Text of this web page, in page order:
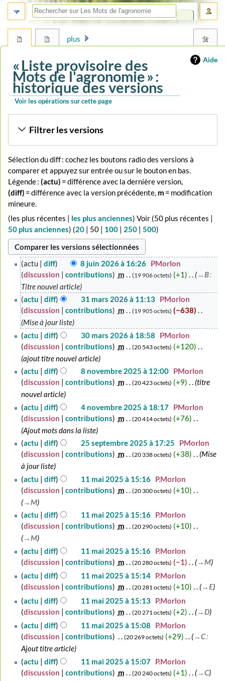
Aide
« Liste provisoire des
Mots de l'agronomie » :
historique des versions
Voir les opérations sur cette page
Filtrer les versions
Sélection du diff : cochez les boutons radio des versions à
comparer et appuyez sur entrée ou sur le bouton en bas.
Légende :(actu) = différence avec la dernière version,
(diff) = différence avec la version précédente, m = modification
mineure.
(les plus récentes | les plus anciennes) Voir (50 plus récentes |
50 plus anciennes) (20 | 50 | 100 | 250 |500)
juin
2026
actu diff 8 juin 2026 à 16:26‎ PMorlon
discussion
contributions m 19 906 octets +1 →‎B:
Titre nouvel article
31
mars
2026
actu diff 31 mars 2026 à 11:13‎ PMorlon
discussion
contributions m 19 905 octets −638
Mise à jour liste
30
mars
2026
actu diff 30 mars 2026 à 18:58
PMorlon
discussion
contributions m 20 543 octets +120
ajout titre nouvel article
novembre
2025
actu diff 8 novembre 2025 à 12:00‎ PMorlon
discussion
contributions m 20 423 octets +9
titre
nouvel article
novembre
2025
actu diff 4 novembre 2025 à 18:17‎ PMorlon
discussion
contributions m 20 414 octets +76
Ajout mots dans la liste
25
septembre
2025
actu diff 25 septembre 2025 à 17:25
PMorlon
discussion
contributions m 20 338 octets +38
Mise
à jour liste
11
mai
2025
actu diff 11 mai 2025 à 15:16‎ P.Morlon
discussion
contributions m 20 300 octets +10
→‎M
actu
diff 11 mai 2025 à 15:16‎ P.Morlon
discussion
contributions m 20 290 octets +10
→‎M
actu
diff 11 mai 2025 à 15:16‎ P.Morlon
discussion
contributions m 20 280 octets −1
→‎M
actu
diff 11 mai 2025 à 15:14‎ P.Morlon
discussion
contributions m 20 281 octets +10
→‎E
actu
diff 11 mai 2025 à 15:13‎ P.Morlon
discussion
contributions m 20 271 octets +2
→‎D
actu
diff 11 mai 2025 à 15:08
P.Morlon
discussion
contributions 20 269 octets +29 →‎C:
Ajout titre article
actu
diff 11 mai 2025 à 15:07‎ P.Morlon
discussion
contributions m 20 240 octets +1
→‎C
plus